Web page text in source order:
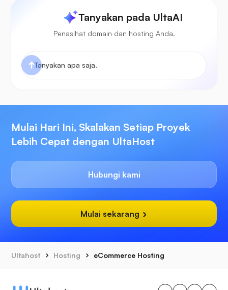
Tanyakan pada UltaAI
Penasihat domain dan hosting Anda.
Mulai Hari Ini, Skalakan Setiap Proyek
Lebih Cepat dengan UltaHost
Hubungi kami
Mulai sekarang
Ultahost Hosting eCommerce Hosting